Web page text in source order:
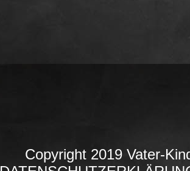
Copyright 2019 Vater-